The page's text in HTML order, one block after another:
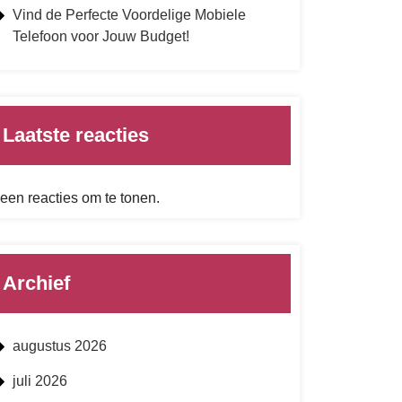
Vind de Perfecte Voordelige Mobiele
Telefoon voor Jouw Budget!
Laatste reacties
reacties om te tonen.
Archief
augustus 2026
juli 2026